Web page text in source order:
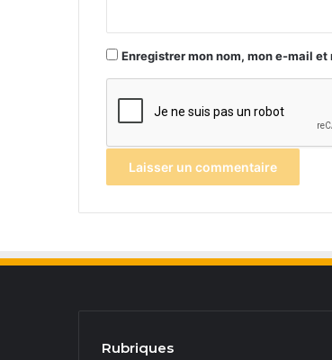
Enregistrer mon nom, mon e-mail
Rubriques